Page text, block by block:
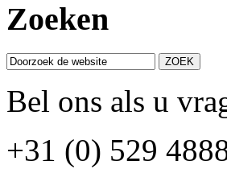
Zoeken
Bel ons als u
+31 (0) 529